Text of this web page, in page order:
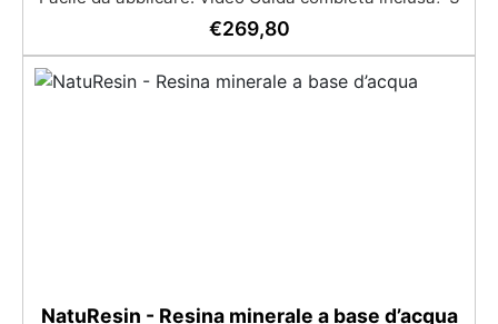
semplici passaggi, dalla preparazione della superficie
alla finitura protettiva antigraffio. ✅ Risultati
professionali: Sistema autolivellante, resistente ai
raggi UV, duraturo e con finitura lucida o satinata. ✅
€269,80
NatuResin - Resina minerale a base d’acqua